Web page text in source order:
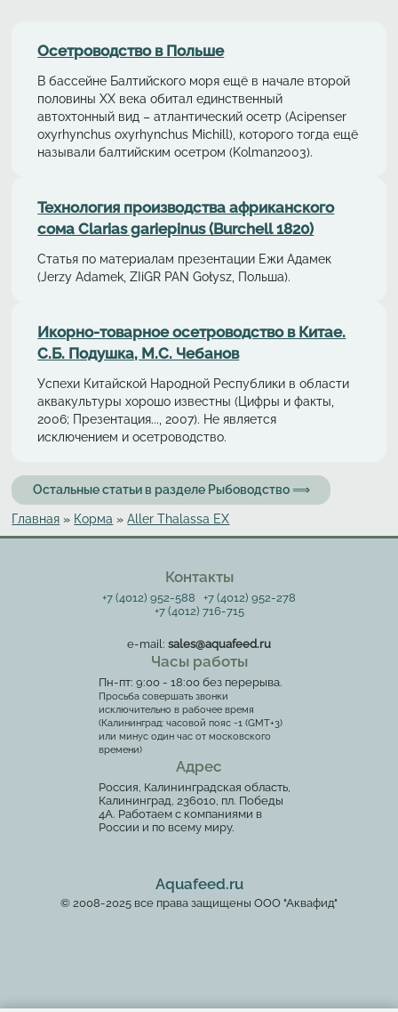
Осетрoводствo в Польше
В бассейне Балтийского моря ещё в начале второй
половины ХХ века обитал единственный
автохтонный вид – aтлaнтичеcкий осетр (Acipenser
oxyrhynchus oxyrhynchus Michill), которого тогда ещё
называли балтийским осетром (Kolman2003).
Технология производства африканского
сома Clarias gariepinus (Burchell 1820)
Статья по материалам презентации Ежи Адамек
(Jerzy Adamek, ZIiGR PAN Gołysz, Польша).
Икорно-товарное осетроводство в Китае.
С.Б. Подушка, М.С. Чебанов
Успехи Китайской Народной Республики в области
аквакультуры хорошо известны (Цифры и факты,
2006; Презентация..., 2007). Не является
исключением и осетроводство.
Остальные статьи в разделе Рыбоводство ⟹
Вы здесь
Главная » Корма »Aller Thalassa EX
Контакты
+7 (4012) 952-588
+7 (4012) 952-278
+7 (4012) 716-715
e-mail: sales@aquafeed.ru
Часы работы
Пн-пт: 9:00 - 18:00 без перерыва.
Просьба совершать звонки
исключительно в рабочее время
(Калининград: часовой пояс -1 (GMT+3)
или минус один час от московского
времени)
Адрес
Россия, Калининградская область,
Калининград, 236010, пл. Победы
4А. Работаем с компаниями в
России и по всему миру.
Aquafeed.ru
© 2008-2025 все права защищены ООО "Аквафид"